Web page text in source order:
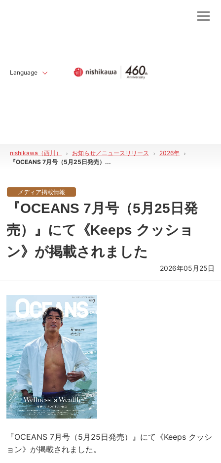
Language
nishikawa（西川） お知らせ／ニュースリリース
2026年
『OCEANS 7月号（5月25日発売）...
メディア掲載情報
『OCEANS 7月号（5月25日発
売）』にて《Keeps クッショ
ン》が掲載されました
2026年05月25日
『OCEANS 7月号（5月25日発売）』にて《Keeps クッシ
ョン》が掲載されました。